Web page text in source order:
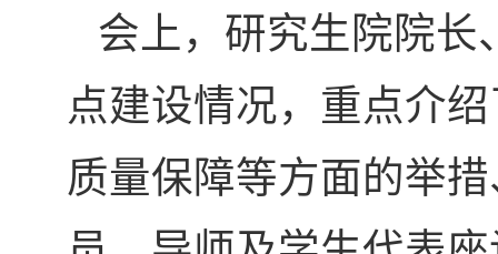
会上，研究生院院长
点建设情况，重点介
质量保障等方面的举